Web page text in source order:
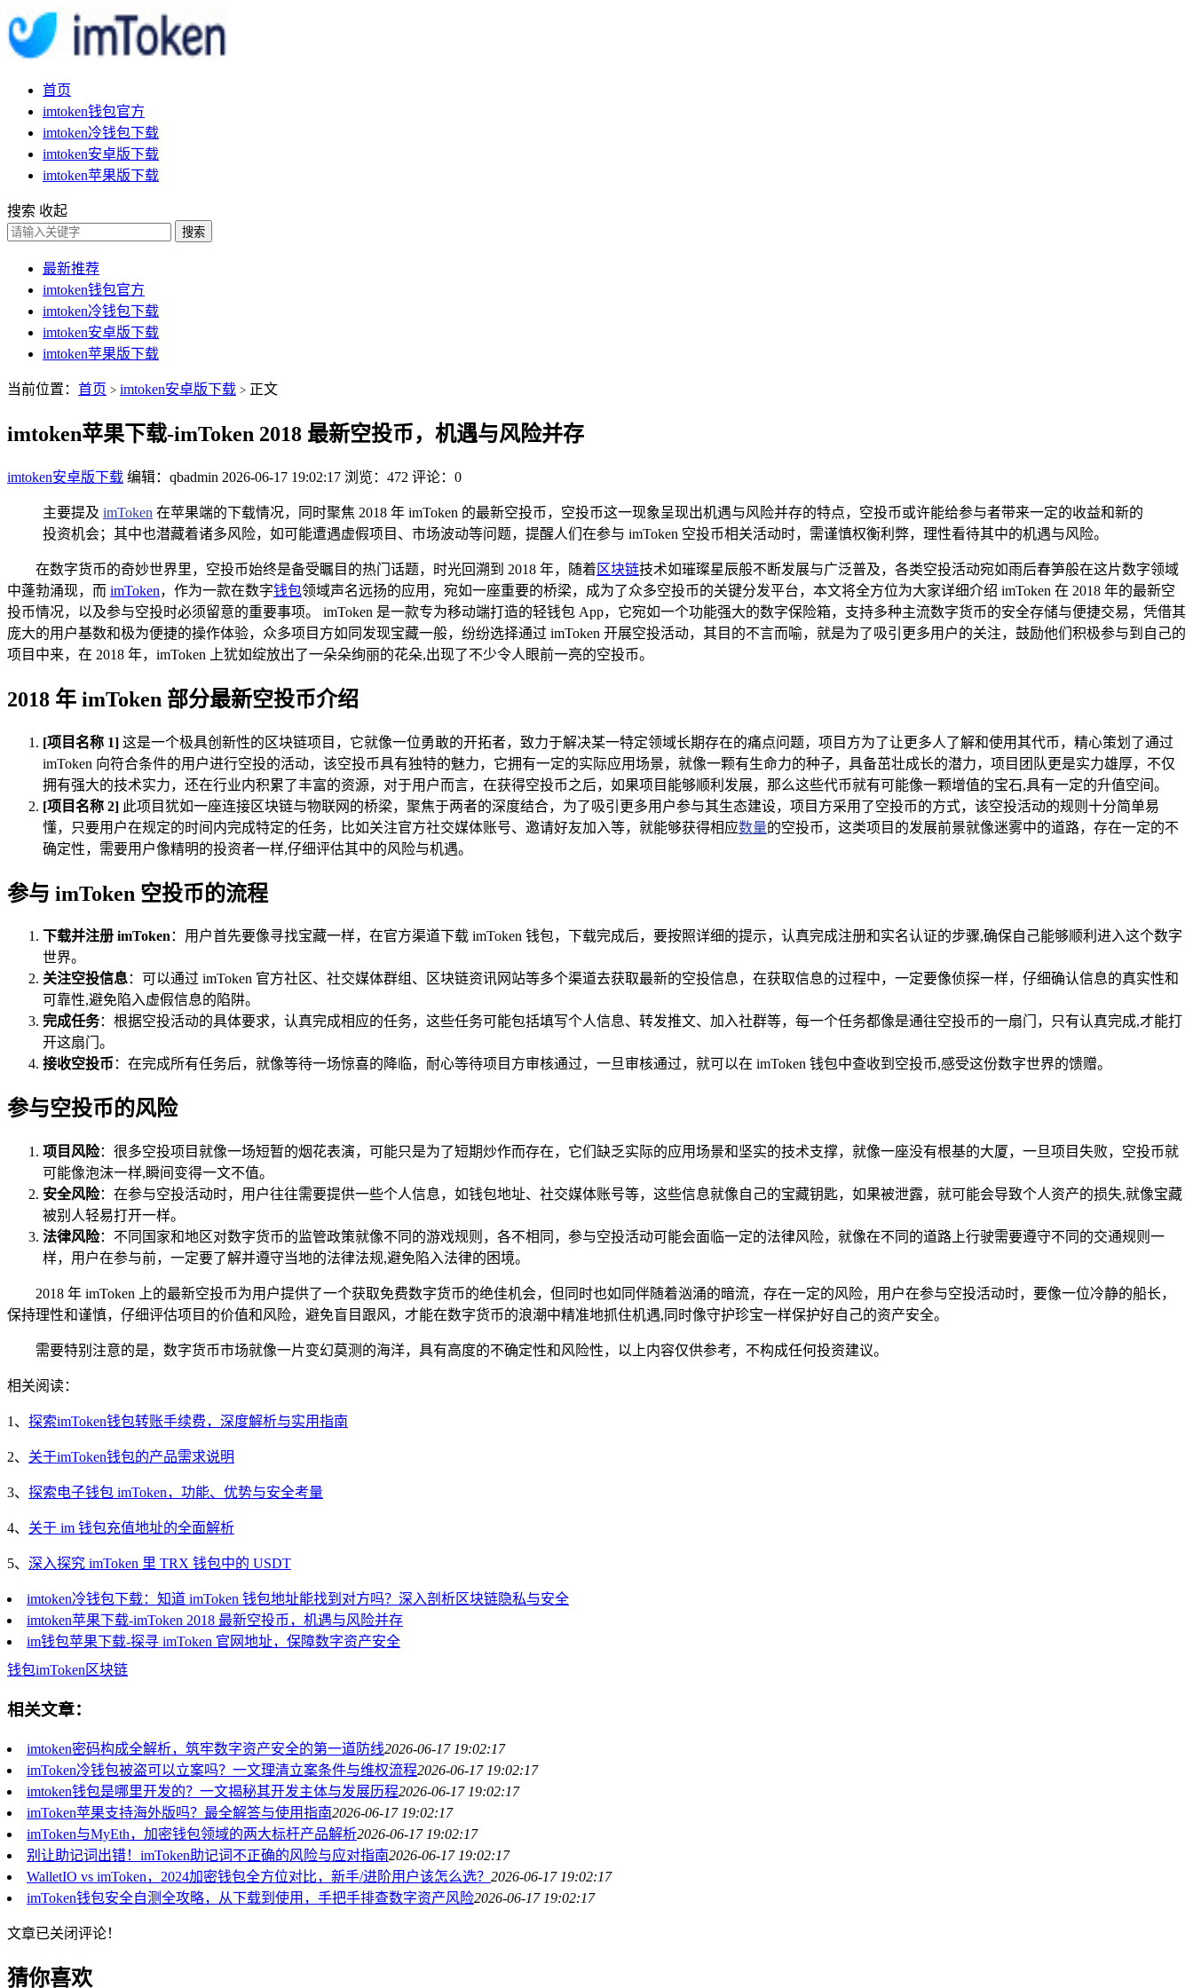
首页
imtoken钱包官方
imtoken冷钱包下载
imtoken安卓版下载
imtoken苹果版下载
搜索 收起
搜索
最新推荐
imtoken钱包官方
imtoken冷钱包下载
imtoken安卓版下载
imtoken苹果版下载
当前位置： 首页 > imtoken安卓版下载 > 正文
imtoken苹果下载-imToken 2018 最新空投币，机遇与风险并存
imtoken安卓版下载 编辑：qbadmin 2026-06-17 19:02:17 浏览：472 评论：0
主要提及 imToken 在苹果端的下载情况，同时聚焦 2018 年 imToken 的最新空投币，空投币这一现象呈现出机遇与风险并存的特点，空投币或许能给参与者带来一定的收益和新的
投资机会；其中也潜藏着诸多风险，如可能遭遇虚假项目、市场波动等问题，提醒人们在参与 imToken 空投币相关活动时，需谨慎权衡利弊，理性看待其中的机遇与风险。
在数字货币的奇妙世界里，空投币始终是备受瞩目的热门话题，时光回溯到 2018 年，随着 区块链技术如璀璨星辰般不断发展与广泛普及，各类空投活动宛如雨后春笋般在这片数字领域
中蓬勃涌现，而 imToken，作为一款在数字钱包领域声名远扬的应用，宛如一座重要的桥梁，成为了众多空投币的关键分发平台，本文将全方位为大家详细介绍 imToken 在 2018 年的最新空
投币情况，以及参与空投时必须留意的重要事项。 imToken 是一款专为移动端打造的轻钱包 App，它宛如一个功能强大的数字保险箱，支持多种主流数字货币的安全存储与便捷交易，凭借其
庞大的用户基数和极为便捷的操作体验，众多项目方如同发现宝藏一般，纷纷选择通过 imToken 开展空投活动，其目的不言而喻，就是为了吸引更多用户的关注，鼓励他们积极参与到自己的
项目中来，在 2018 年，imToken 上犹如绽放出了一朵朵绚丽的花朵,出现了不少令人眼前一亮的空投币。
2018 年 imToken 部分最新空投币介绍
[项目名称 1] 这是一个极具创新性的区块链项目，它就像一位勇敢的开拓者，致力于解决某一特定领域长期存在的痛点问题，项目方为了让更多人了解和使用其代币，精心策划了通过
imToken 向符合条件的用户进行空投的活动，该空投币具有独特的魅力，它拥有一定的实际应用场景，就像一颗有生命力的种子，具备茁壮成长的潜力，项目团队更是实力雄厚，不仅
拥有强大的技术实力，还在行业内积累了丰富的资源，对于用户而言，在获得空投币之后，如果项目能够顺利发展，那么这些代币就有可能像一颗增值的宝石,具有一定的升值空间。
[项目名称 2] 此项目犹如一座连接区块链与物联网的桥梁，聚焦于两者的深度结合，为了吸引更多用户参与其生态建设，项目方采用了空投币的方式，该空投活动的规则十分简单易
懂，只要用户在规定的时间内完成特定的任务，比如关注官方社交媒体账号、邀请好友加入等，就能够获得相应数量的空投币，这类项目的发展前景就像迷雾中的道路，存在一定的不
确定性，需要用户像精明的投资者一样,仔细评估其中的风险与机遇。
参与 imToken 空投币的流程
下载并注册 imToken：用户首先要像寻找宝藏一样，在官方渠道下载 imToken 钱包，下载完成后，要按照详细的提示，认真完成注册和实名认证的步骤,确保自己能够顺利进入这个数字
世界。
关注空投信息：可以通过 imToken 官方社区、社交媒体群组、区块链资讯网站等多个渠道去获取最新的空投信息，在获取信息的过程中，一定要像侦探一样，仔细确认信息的真实性和
可靠性,避免陷入虚假信息的陷阱。
完成任务：根据空投活动的具体要求，认真完成相应的任务，这些任务可能包括填写个人信息、转发推文、加入社群等，每一个任务都像是通往空投币的一扇门，只有认真完成,才能打
开这扇门。
接收空投币 ：在完成所有任务后，就像等待一场惊喜的降临，耐心等待项目方审核通过，一旦审核通过，就可以在 imToken 钱包中查收到空投币,感受这份数字世界的馈赠。
参与空投币的风险
项目风险：很多空投项目就像一场短暂的烟花表演，可能只是为了短期炒作而存在，它们缺乏实际的应用场景和坚实的技术支撑，就像一座没有根基的大厦，一旦项目失败，空投币就
可能像泡沫一样,瞬间变得一文不值。
安全风险：在参与空投活动时，用户往往需要提供一些个人信息，如钱包地址、社交媒体账号等，这些信息就像自己的宝藏钥匙，如果被泄露，就可能会导致个人资产的损失,就像宝藏
被别人轻易打开一样。
法律风险：不同国家和地区对数字货币的监管政策就像不同的游戏规则，各不相同，参与空投活动可能会面临一定的法律风险，就像在不同的道路上行驶需要遵守不同的交通规则一
样，用户在参与前，一定要了解并遵守当地的法律法规,避免陷入法律的困境。
2018 年 imToken 上的最新空投币为用户提供了一个获取免费数字货币的绝佳机会，但同时也如同伴随着汹涌的暗流，存在一定的风险，用户在参与空投活动时，要像一位冷静的船长，
保持理性和谨慎，仔细评估项目的价值和风险，避免盲目跟风，才能在数字货币的浪潮中精准地抓住机遇,同时像守护珍宝一样保护好自己的资产安全。
需要特别注意的是，数字货币市场就像一片变幻莫测的海洋，具有高度的不确定性和风险性，以上内容仅供参考，不构成任何投资建议。
相关阅读：
1、 探索imToken钱包转账手续费，深度解析与实用指南
2、 关于imToken钱包的产品需求说明
3、 探索电子钱包 imToken，功能、优势与安全考量
4、 关于 im 钱包充值地址的全面解析
5、 深入探究 imToken 里 TRX 钱包中的 USDT
imtoken冷钱包下载：知道 imToken 钱包地址能找到对方吗？深入剖析区块链隐私与安全
imtoken苹果下载-imToken 2018 最新空投币，机遇与风险并存
im钱包苹果下载-探寻 imToken 官网地址，保障数字资产安全
钱包imToken 区块链
相关文章：
imtoken密码构成全解析，筑牢数字资产安全的第一道防线2026-06-17 19:02:17
imToken冷钱包被盗可以立案吗？一文理清立案条件与维权流程2026-06-17 19:02:17
imtoken钱包是哪里开发的？一文揭秘其开发主体与发展历程2026-06-17 19:02:17
imToken苹果支持海外版吗？最全解答与使用指南2026-06-17 19:02:17
imToken与MyEth，加密钱包领域的两大标杆产品解析2026-06-17 19:02:17
别让助记词出错！imToken助记词不正确的风险与应对指南2026-06-17 19:02:17
WalletIO vs imToken，2024加密钱包全方位对比，新手/进阶用户该怎么选？ 2026-06-17 19:02:17
imToken钱包安全自测全攻略，从下载到使用，手把手排查数字资产风险2026-06-17 19:02:17
文章已关闭评论！
猜你喜欢